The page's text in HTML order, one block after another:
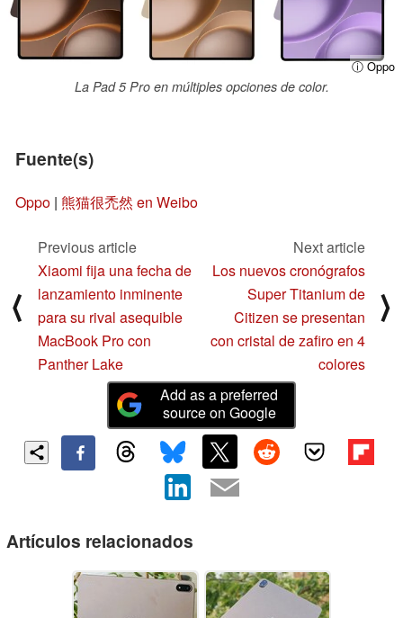
ⓘ Oppo
La Pad 5 Pro en múltiples opciones de color.
Fuente(s)
Oppo | 熊猫很禿然 en Weibo
⟨
Previous article
Xiaomi fija una fecha de
lanzamiento inminente
para su rival asequible
MacBook Pro con
Panther Lake
Next article
Los nuevos cronógrafos
Super Titanium de
Citizen se presentan
con cristal de zafiro en 4
colores
⟩
Add as a preferred
source on Google
Artículos relacionados